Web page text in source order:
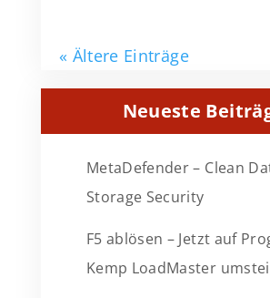
« Ältere Einträge
Neueste
MetaDefender – Clean
Storage Security
F5 ablösen – Jetzt auf
Kemp LoadMaster